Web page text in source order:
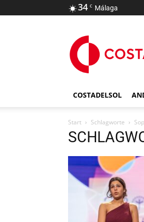
34 C Málaga
COSTADELSOL
Start Schlagworte